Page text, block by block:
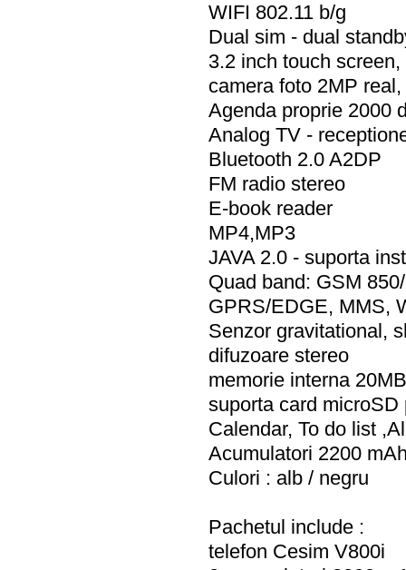
WIFI 802.11 b/g
Dual sim - dual
3.2 inch touch
camera foto 2MP
Agenda proprie 2000
Analog TV -
Bluetooth 2.0 A2DP
FM radio stereo
E-book reader
MP4,MP3
JAVA 2.0 - suporta
Quad band: GSM
GPRS/EDGE, MMS,
Senzor gravitational,
difuzoare stereo
memorie interna 20MB
suporta card microSD
Calendar, To do list
Acumulatori 2200
Culori : alb / negru
Pachetul include :
telefon Cesim V800i